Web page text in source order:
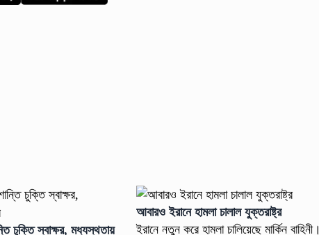
চুক্তি স্বাক্ষর, মধ্যস্থতায়
আবারও ইরানে হামলা চালাল যুক্তরাষ্ট্র
ইরানে নতুন করে হামলা চালিয়েছে মার্কিন বাহিনী।